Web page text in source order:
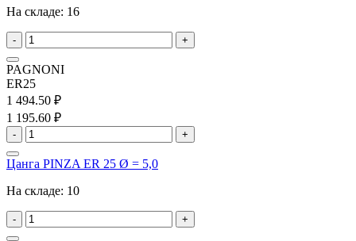
На складе: 16
- +
PAGNONI
ER25
1 494.50 ₽
1 195.60 ₽
- +
Цанга PINZA ER 25 Ø = 5,0
На складе: 10
- +